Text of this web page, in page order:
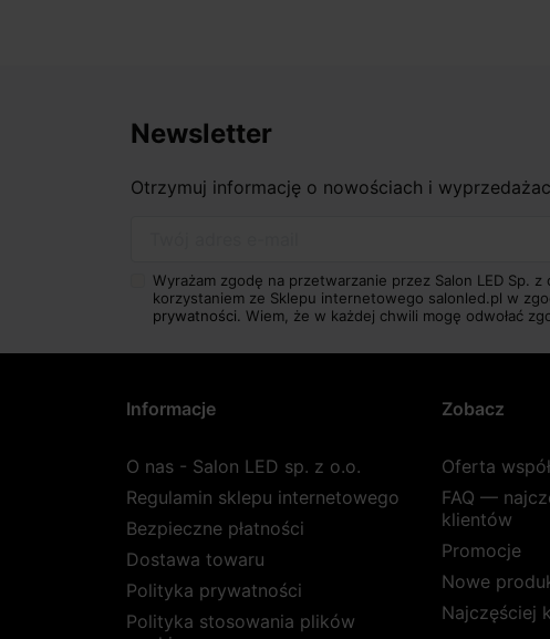
Newsletter
Otrzymuj informację o nowościach i
Wyrażam zgodę na przetwarzanie przez Salon LED Sp.
korzystaniem ze Sklepu internetowego salonled.pl w
prywatności. Wiem, że w każdej chwili mogę odwołać
Informacje
O nas - Salon LED sp. z o.o.
Regulamin sklepu internetowego
Bezpieczne płatności
Dostawa towaru
Polityka prywatności
Polityka stosowania plików
Zobacz
Oferta
FAQ —
klientów
Promocje
Nowe
Najczęściej